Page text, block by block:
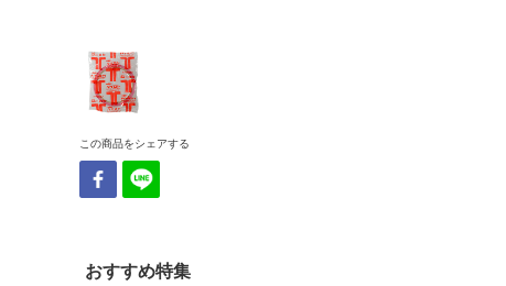
この商品をシェアする
おすすめ特集